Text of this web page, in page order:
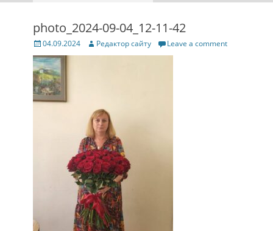
photo_2024-09-04_12-11-42
Posted
on
04.09.2024 Author
Редактор сайту Leave a comment